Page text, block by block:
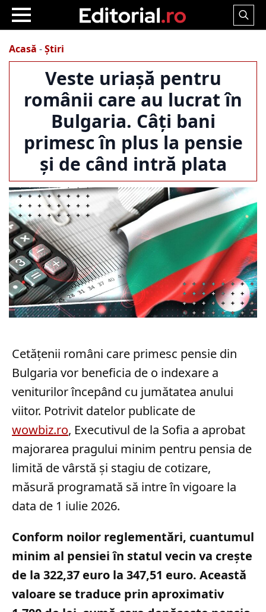
Search
Acasă -Știri
Veste uriașă pentru
românii care au lucrat în
Bulgaria. Câți bani
primesc în plus la pensie
și de când intră plata
Cetățenii români care primesc pensie din
Bulgaria vor beneficia de o indexare a
veniturilor începând cu jumătatea anului
viitor. Potrivit datelor publicate de
wowbiz.ro, Executivul de la Sofia a aprobat
majorarea pragului minim pentru pensia de
limită de vârstă și stagiu de cotizare,
măsură programată să intre în vigoare la
data de 1 iulie 2026.
Conform noilor reglementări, cuantumul
minim al pensiei în statul vecin va crește
de la 322,37 euro la 347,51 euro. Această
valoare se traduce prin aproximativ